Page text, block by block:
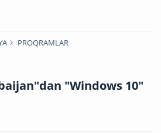
PROQRAMLAR
"Windows 10"